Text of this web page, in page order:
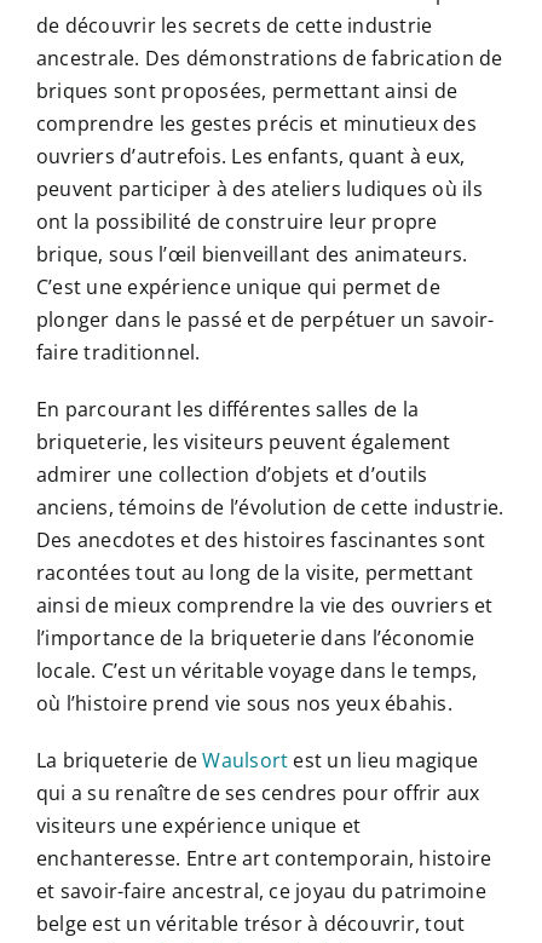
de découvrir les secrets de cette industrie
ancestrale. Des démonstrations de fabrication de
briques sont proposées, permettant ainsi de
comprendre les gestes précis et minutieux des
ouvriers d’autrefois. Les enfants, quant à eux,
peuvent participer à des ateliers ludiques où ils
ont la possibilité de construire leur propre
brique, sous l’œil bienveillant des animateurs.
C’est une expérience unique qui permet de
plonger dans le passé et de perpétuer un savoir-
faire traditionnel.
En parcourant les différentes salles de la
briqueterie, les visiteurs peuvent également
admirer une collection d’objets et d’outils
anciens, témoins de l’évolution de cette industrie.
Des anecdotes et des histoires fascinantes sont
racontées tout au long de la visite, permettant
ainsi de mieux comprendre la vie des ouvriers et
l’importance de la briqueterie dans l’économie
locale. C’est un véritable voyage dans le temps,
où l’histoire prend vie sous nos yeux ébahis.
La briqueterie deWaulsort est un lieu magique
qui a su renaître de ses cendres pour offrir aux
visiteurs une expérience unique et
enchanteresse. Entre art contemporain, histoire
et savoir-faire ancestral, ce joyau du patrimoine
belge est un véritable trésor à découvrir, tout